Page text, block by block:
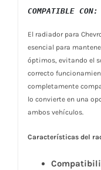
COMPATIBLE
El radiador para
esencial para
óptimos, evitando el
correcto
completamente
lo convierte en una
ambos vehículos.
Características del